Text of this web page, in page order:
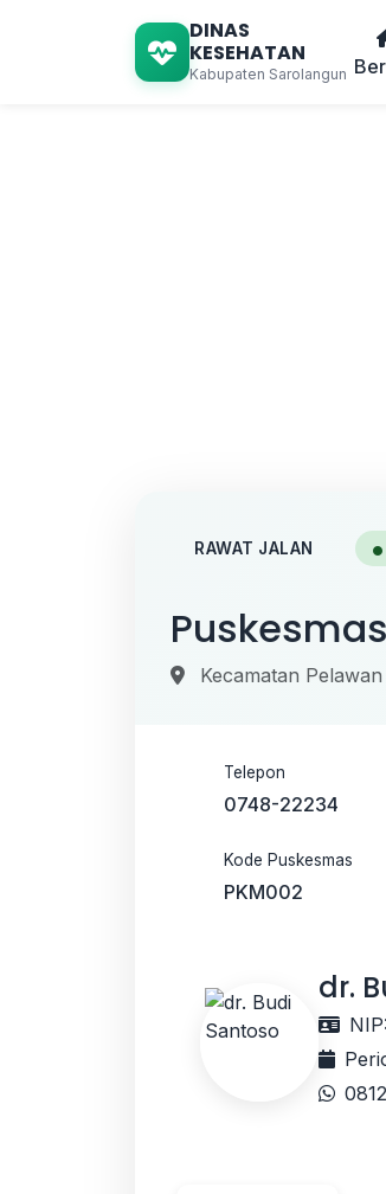
DINAS
KESEHATAN
Kabupaten Sarolangun
RAWAT JALAN
Kecamatan Pelawan
Telepon
0748-22234
Kode Puskesmas
PKM002
dr.